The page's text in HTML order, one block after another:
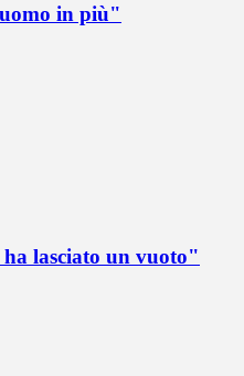
in più"
lasciato un vuoto"